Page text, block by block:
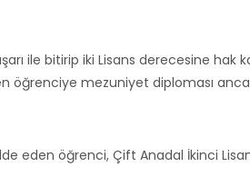
ile bitirip iki Lisans derecesine
öğrenciye mezuniyet diploması
eden öğrenci, Çift Anadal İkinci